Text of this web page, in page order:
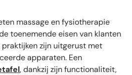
massage en fysiotherapie
toenemende eisen van klanten
zijn uitgerust met
apparaten. Een
, dankzij zijn functionaliteit,